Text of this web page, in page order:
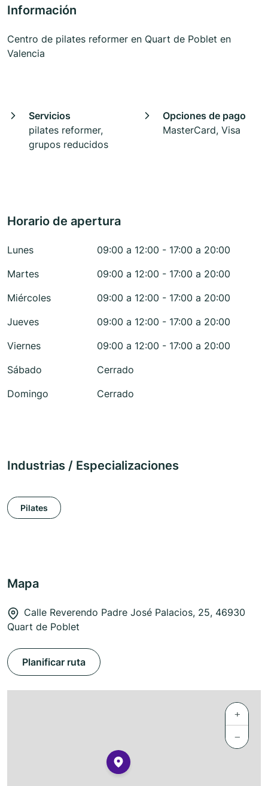
Información
Centro de pilates reformer en Quart de Poblet en
Valencia
Servicios
pilates reformer,
grupos reducidos
Opciones de pago
MasterCard, Visa
Horario de apertura
Lunes
09:00 a 12:00 - 17:00 a 20:00
Martes
09:00 a 12:00 - 17:00 a 20:00
Miércoles
09:00 a 12:00 - 17:00 a 20:00
Jueves
09:00 a 12:00 - 17:00 a 20:00
Viernes
09:00 a 12:00 - 17:00 a 20:00
Sábado
Cerrado
Domingo
Cerrado
Industrias / Especializaciones
Pilates
Mapa
Calle Reverendo Padre José Palacios, 25, 46930
Quart de Poblet
Planificar ruta
+
−